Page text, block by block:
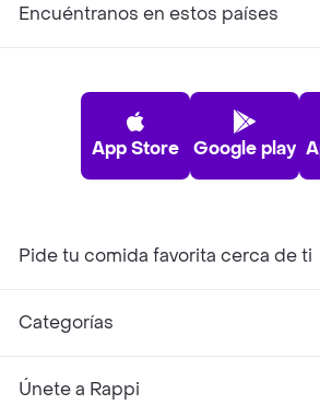
Encuéntranos en estos países
App Store Google play
Pide tu comida favorita cerca de ti
Categorías
Únete a Rappi